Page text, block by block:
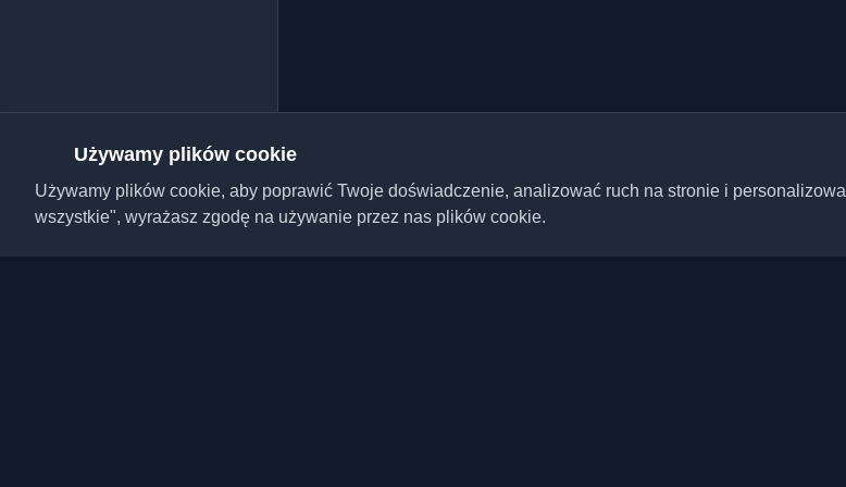
Używamy plików cookie
Używamy plików cookie, aby poprawić Twoje doświadczenie, analizować ruch na stronie i
wszystkie", wyrażasz zgodę na używanie przez nas plików cookie.